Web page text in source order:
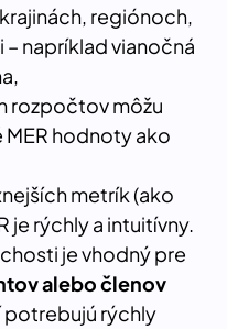
regiónoch,
napríklad vianočná
rozpočtov môžu
hodnoty ako
metrík (ako
je rýchly a intuitívny.
je vhodný pre
alebo členov
potrebujú rýchly